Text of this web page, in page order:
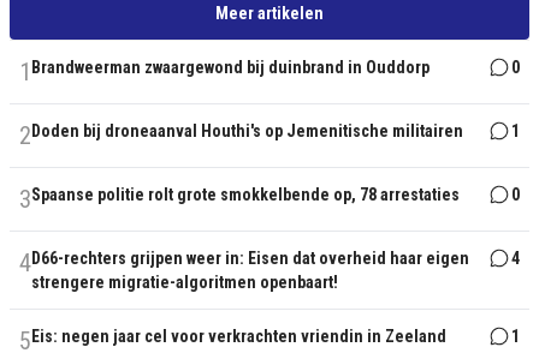
Meer artikelen
1 Brandweerman zwaargewond bij duinbrand in Ouddorp 0
2 Doden bij droneaanval Houthi's op Jemenitische militairen 1
3Spaanse politie rolt grote smokkelbende op, 78 arrestaties 0
4D66-rechters grijpen weer in: Eisen dat overheid haar eigen
strengere migratie-algoritmen openbaart!
4
5 Eis: negen jaar cel voor verkrachten vriendin in Zeeland 1